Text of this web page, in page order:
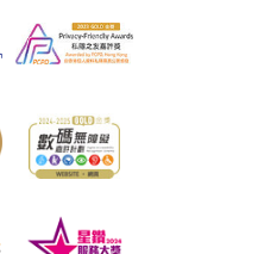
款项，退款将直接退还
户口。
，个别课程或有其他额
职员。
经取录，学员不得转读
，可酌情处理。转读申
120元手续费。
或本票、付款收据或个